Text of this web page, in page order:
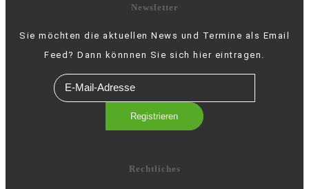
Newsletter
Sie möchten die aktuellen News und Termine als Email
Feed? Dann könnnen Sie sich hier eintragen.
Rechtliches